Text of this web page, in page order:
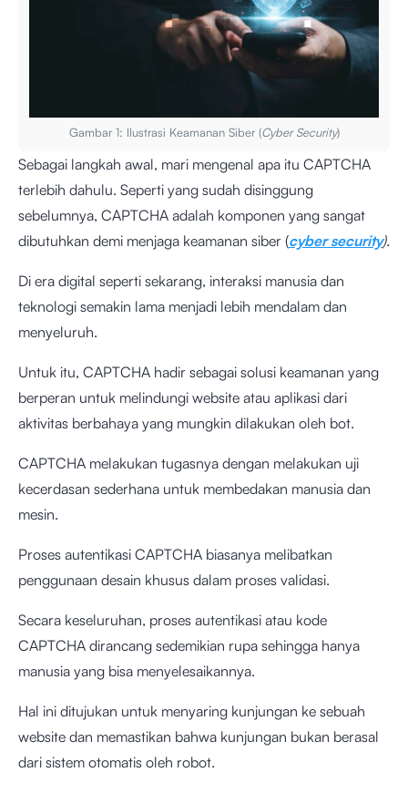
Gambar 1: Ilustrasi Keamanan Siber (Cyber Security)
Sebagai langkah awal, mari mengenal apa itu CAPTCHA
terlebih dahulu. Seperti yang sudah disinggung
sebelumnya, CAPTCHA adalah komponen yang sangat
dibutuhkan demi menjaga keamanan siber (cyber security).
Di era digital seperti sekarang, interaksi manusia dan
teknologi semakin lama menjadi lebih mendalam dan
menyeluruh.
Untuk itu, CAPTCHA hadir sebagai solusi keamanan yang
berperan untuk melindungi website atau aplikasi dari
aktivitas berbahaya yang mungkin dilakukan oleh bot.
CAPTCHA melakukan tugasnya dengan melakukan uji
kecerdasan sederhana untuk membedakan manusia dan
mesin.
Proses autentikasi CAPTCHA biasanya melibatkan
penggunaan desain khusus dalam proses validasi.
Secara keseluruhan, proses autentikasi atau kode
CAPTCHA dirancang sedemikian rupa sehingga hanya
manusia yang bisa menyelesaikannya.
Hal ini ditujukan untuk menyaring kunjungan ke sebuah
website dan memastikan bahwa kunjungan bukan berasal
dari sistem otomatis oleh robot.